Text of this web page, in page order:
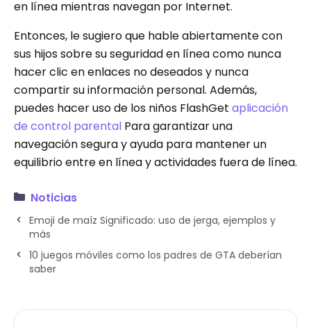
en línea mientras navegan por Internet.
Entonces, le sugiero que hable abiertamente con
sus hijos sobre su seguridad en línea como nunca
hacer clic en enlaces no deseados y nunca
compartir su información personal. Además,
puedes hacer uso de los niños FlashGet aplicación
de control parental Para garantizar una
navegación segura y ayuda para mantener un
equilibrio entre en línea y actividades fuera de línea.
Noticias
Emoji de maíz Significado: uso de jerga, ejemplos y
más
10 juegos móviles como los padres de GTA deberían
saber